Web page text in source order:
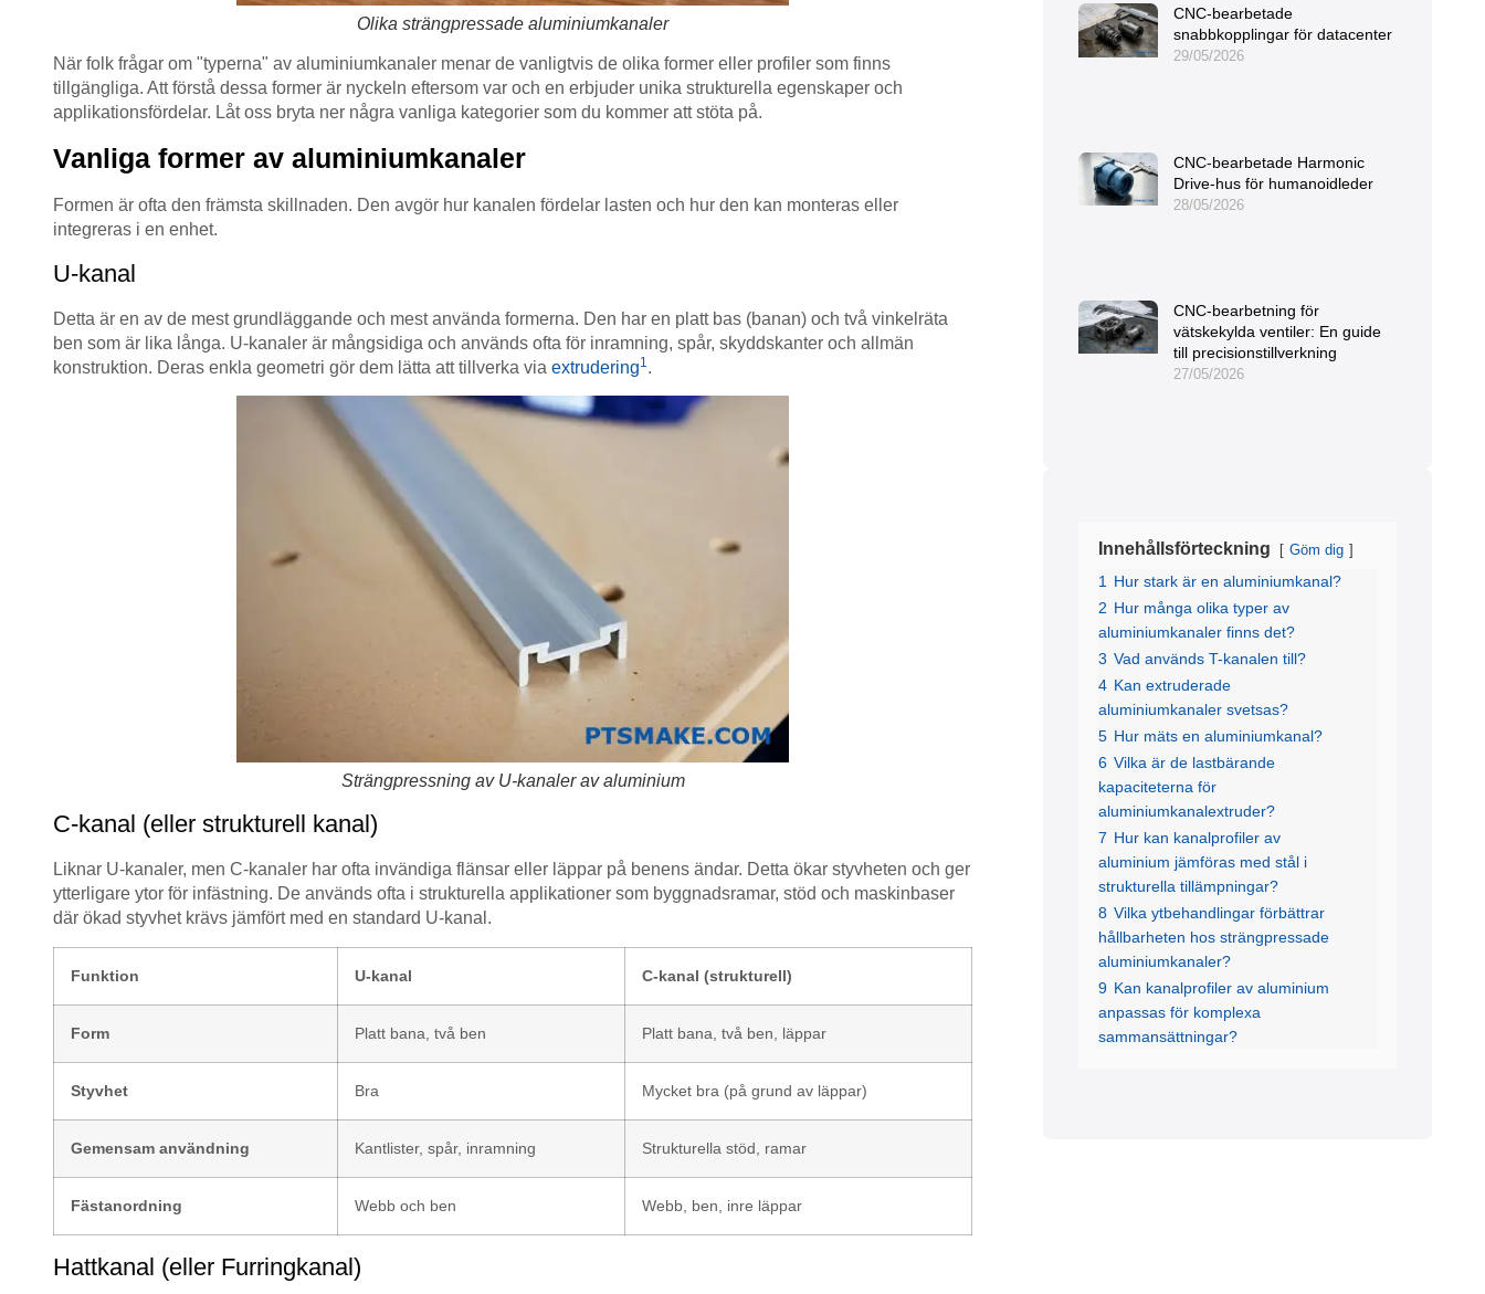
Olika strängpressade aluminiumkanaler
När folk frågar om "typerna" av aluminiumkanaler menar de vanligtvis de olika former eller profiler som finns
tillgängliga. Att förstå dessa former är nyckeln eftersom var och en erbjuder unika strukturella egenskaper och
applikationsfördelar. Låt oss bryta ner några vanliga kategorier som du kommer att stöta på.
Vanliga former av aluminiumkanaler
Formen är ofta den främsta skillnaden. Den avgör hur kanalen fördelar lasten och hur den kan monteras eller
integreras i en enhet.
U-kanal
Detta är en av de mest grundläggande och mest använda formerna. Den har en platt bas (banan) och två vinkelräta
ben som är lika långa. U-kanaler är mångsidiga och används ofta för inramning, spår, skyddskanter och allmän
konstruktion. Deras enkla geometri gör dem lätta att tillverka via extrudering1 .
Strängpressning av U-kanaler av aluminium
C-kanal (eller strukturell kanal)
Liknar U-kanaler, men C-kanaler har ofta invändiga flänsar eller läppar på benens ändar. Detta ökar styvheten och ger
ytterligare ytor för infästning. De används ofta i strukturella applikationer som byggnadsramar, stöd och maskinbaser
där ökad styvhet krävs jämfört med en standard U-kanal.
Funktion U-kanal C-kanal (strukturell)
Form Platt bana, två ben Platt bana, två ben, läppar
Styvhet Bra Mycket bra (på grund av läppar)
Gemensam användning Kantlister, spår, inramning Strukturella stöd, ramar
Fästanordning Webb och ben Webb, ben, inre läppar
Hattkanal (eller Furringkanal)
CNC-bearbetade
snabbkopplingar för datacenter
29/05/2026
CNC-bearbetade Harmonic
Drive-hus för humanoidleder
28/05/2026
CNC-bearbetning för
vätskekylda ventiler: En guide
till precisionstillverkning
27/05/2026
Innehållsförteckning Göm dig
1 Hur stark är en aluminiumkanal?
2 Hur många olika typer av
aluminiumkanaler finns det?
3 Vad används T-kanalen till?
4 Kan extruderade
aluminiumkanaler svetsas?
5 Hur mäts en aluminiumkanal?
6 Vilka är de lastbärande
kapaciteterna för
aluminiumkanalextruder?
7 Hur kan kanalprofiler av
aluminium jämföras med stål i
strukturella tillämpningar?
8 Vilka ytbehandlingar förbättrar
hållbarheten hos strängpressade
aluminiumkanaler?
9 Kan kanalprofiler av aluminium
anpassas för komplexa
sammansättningar?